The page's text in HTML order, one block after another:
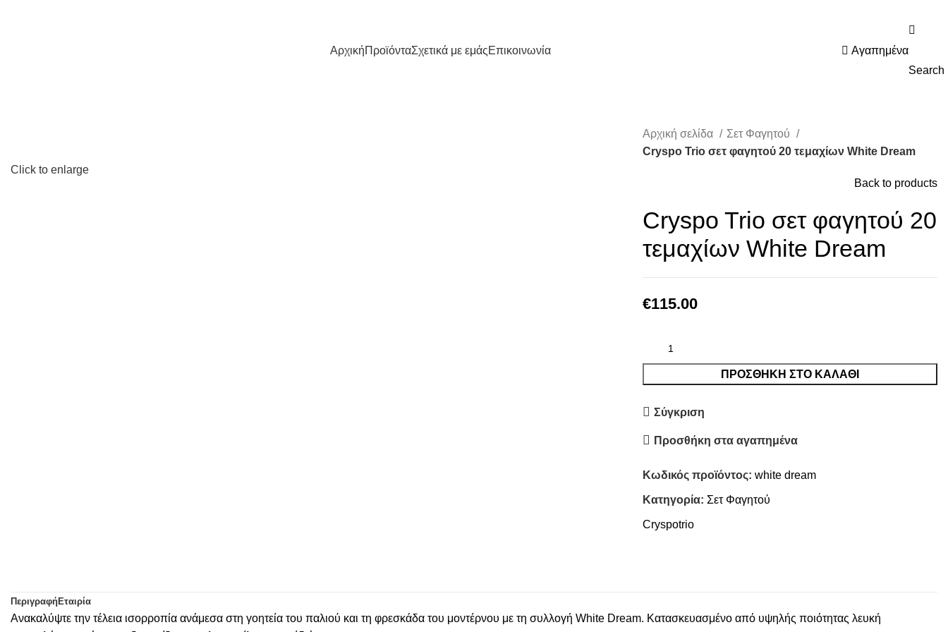
ΑρχικήΠροϊόνταΣχετικά με εμάςΕπικοινωνία
Αγαπημένα
Search
Click to enlarge
Αρχική σελίδα
Σετ Φαγητού
Cryspo Trio σετ φαγητού 20 τεμαχίων White Dream
Back to products
Cryspo Trio σετ φαγητού 20
τεμαχίων White Dream
€115.00
ΠΡΟΣΘΉΚΗ ΣΤΟ ΚΑΛΆΘΙ
Σύγκριση
Προσθήκη στα αγαπημένα
Κωδικός προϊόντος: white dream
Κατηγορία: Σετ Φαγητού
Cryspotrio
ΠεριγραφήΕταιρία
Ανακαλύψτε την τέλεια ισορροπία ανάμεσα στη γοητεία του παλιού και τη φρεσκάδα του μοντέρνου με τη συλλογή White Dream. Κατασκευασμένο από υψηλής ποιότητας λευκή